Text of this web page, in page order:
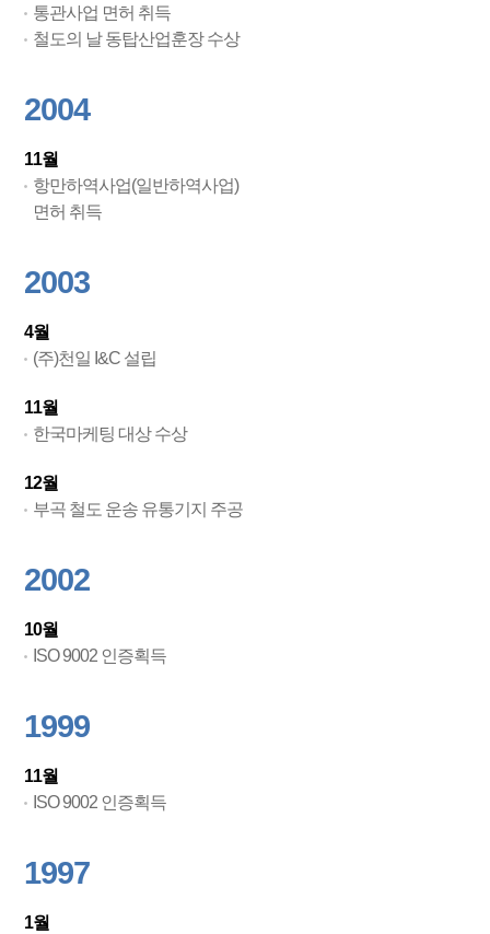
통관사업 면허 취득
철도의 날 동탑산업훈장 수상
2004
11월
항만하역사업(일반하역사업)
면허 취득
2003
4월
(주)천일 I&C 설립
11월
한국마케팅 대상 수상
12월
부곡 철도 운송 유통기지 주공
2002
10월
ISO 9002 인증획득
1999
11월
ISO 9002 인증획득
1997
1월